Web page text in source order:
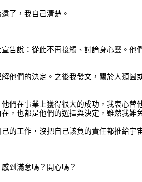
了，我自己清楚。
告說：從此不再接觸、討論身心靈。
他們的決定。之後我發文，關於人類
們在事業上獲得很大的成功，我衷心
，也都是他們的選擇與決定，雖然我難
的工作，沒把自己該負的責任都推給宇
到滿意嗎？開心嗎？